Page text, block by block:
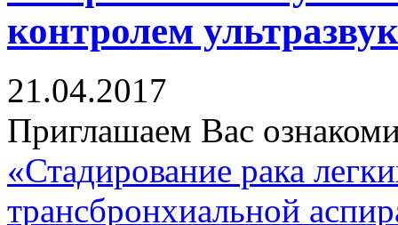
контролем
21.04.2017
Приглашаем Вас
«Стадирование рака
трансбронхиальной